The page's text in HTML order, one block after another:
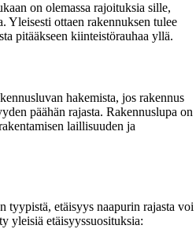
on olemassa rajoituksia sille,
Yleisesti ottaen rakennuksen tulee
pitääkseen kiinteistörauhaa yllä.
hakemista, jos rakennus
päähän rajasta. Rakennuslupa on
laillisuuden ja
tyypistä, etäisyys naapurin rajasta voi
yleisiä etäisyyssuosituksia: